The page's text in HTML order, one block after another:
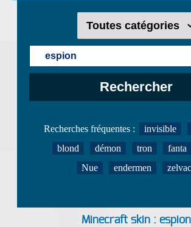
Recherches fréquentes : invisible
blond
démon tron fanta
Nue
endermen zelvac
Minecraft skin : espion